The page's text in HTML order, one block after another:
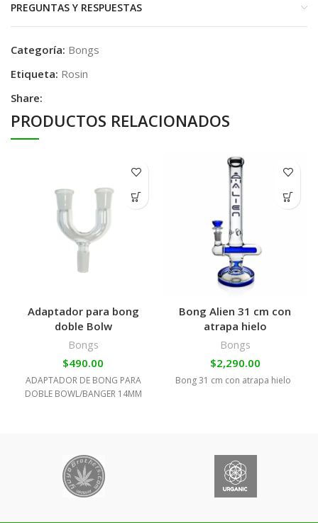
PREGUNTAS Y RESPUESTAS
Categoría: Bongs
Etiqueta: Rosin
Share:
PRODUCTOS RELACIONADOS
Adaptador para bong
doble Bolw
Bongs
$490.00
ADAPTADOR DE BONG PARA
DOBLE BOWL/BANGER 14MM
Bong Alien 31 cm con
atrapa hielo
Bongs
$2,290.00
Bong 31 cm con atrapa hielo